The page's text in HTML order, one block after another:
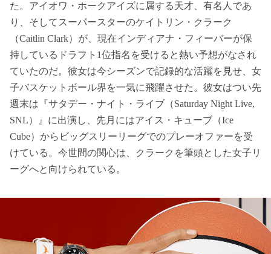
た。アイオワ・ホークアイズに属する天才、有名人であ
り、そしてスーパースターのケイトリン・クラーク
（Caitlin Clark）が、現在インディアナ・フィーバーが保
持しているドラフト1位指名を受けると熱い予想がなされ
ていたのだ。彼女は今シーズンで記録的な活躍を見せ、女
子バスケットボール界を一気に飛躍させた。彼女はつい先
週末は『サタデー・ナイト・ライブ（Saturday Night Live,
SNL）』に出演し、先月にはアイス・キューブ（Ice
Cube）からビッグスリーリーグでのプレーオファーを受
けている。今世間の関心は、クラークを筆頭とした女子リ
ーグへと向けられている。